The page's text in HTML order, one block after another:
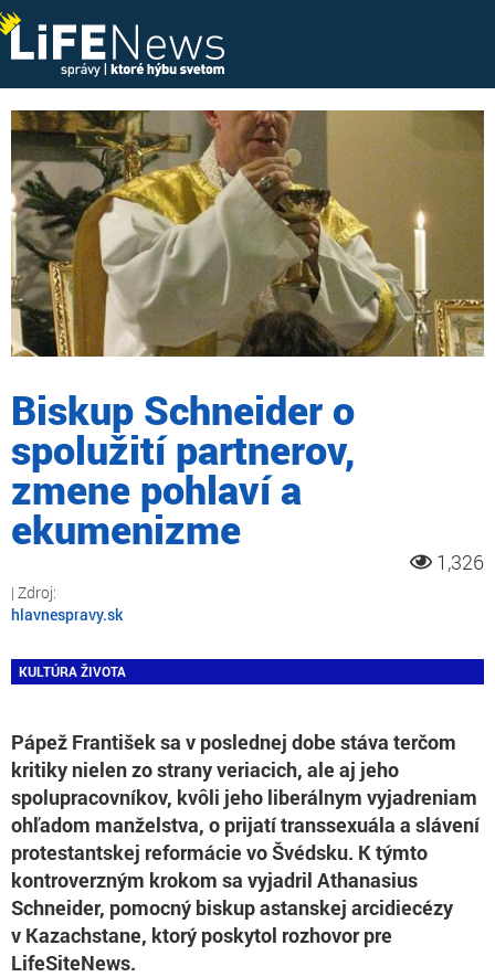
Biskup Schneider o
spolužití partnerov,
zmene pohlaví a
ekumenizme
1,326
hlavnespravy.sk
KULTÚRA ŽIVOTA
Pápež František sa v poslednej dobe stáva terčom
kritiky nielen zo strany veriacich, ale aj jeho
spolupracovníkov, kvôli jeho liberálnym vyjadreniam
ohľadom manželstva, o prijatí transsexuála a slávení
protestantskej reformácie vo Švédsku. K týmto
kontroverzným krokom sa vyjadril Athanasius
Schneider, pomocný biskup astanskej arcidiecézy
v Kazachstane, ktorý poskytol rozhovor pre
LifeSiteNews.